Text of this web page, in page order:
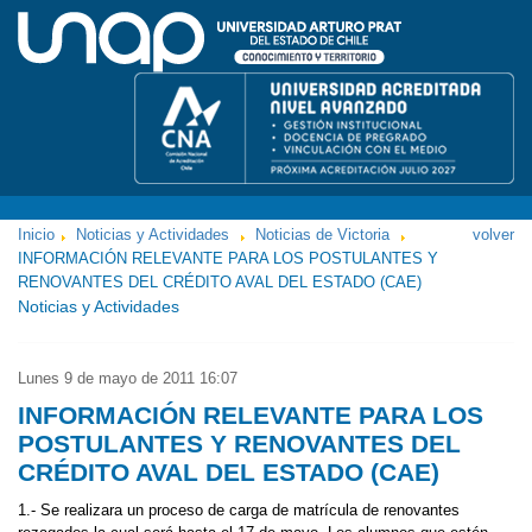
volver
Inicio Noticias y Actividades
Noticias de Victoria
INFORMACIÓN RELEVANTE PARA LOS POSTULANTES Y
RENOVANTES DEL CRÉDITO AVAL DEL ESTADO (CAE)
Noticias y Actividades
Lunes 9 de mayo de 2011 16:07
INFORMACIÓN RELEVANTE PARA LOS
POSTULANTES Y RENOVANTES DEL
CRÉDITO AVAL DEL ESTADO (CAE)
1.- Se realizara un proceso de carga de matrícula de renovantes